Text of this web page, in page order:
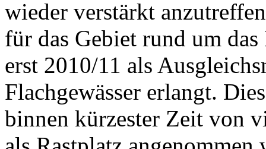
wieder verstärkt
für das Gebiet rund um
erst 2010/11 als
Flachgewässer erlangt.
binnen kürzester Zeit von